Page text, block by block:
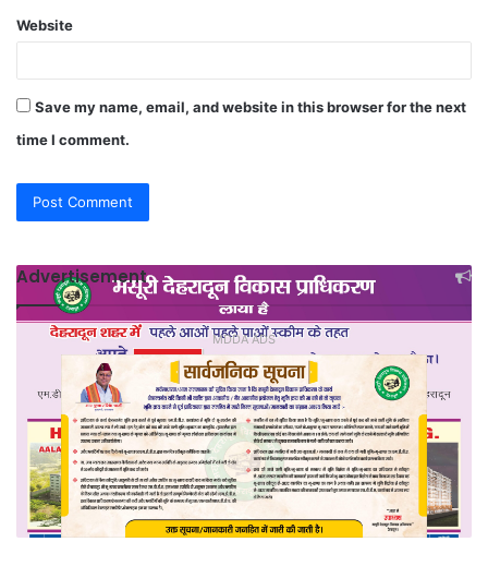
Website
Save my name, email, and website in this browser for the next
time I comment.
Advertisement
MDDA ADS